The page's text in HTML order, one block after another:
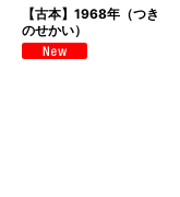
【古本】1968年（つき
のせかい）